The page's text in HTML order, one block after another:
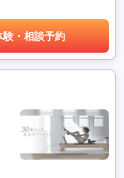
験・相談予約